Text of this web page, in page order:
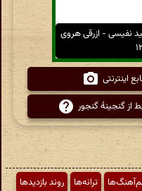
نفیسی - ازرقی هروی
اینترنتی
از گنجینهٔ گنجور
ترانه‌ها
روند بازدیدها